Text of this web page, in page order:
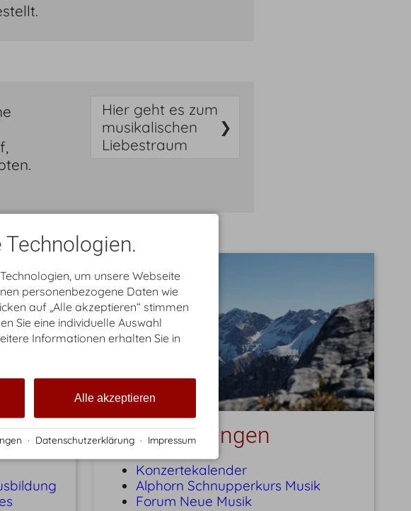
Hier geht es zum
musikalischen
Liebestraum
Veranstaltungen
Konzertekalender
Alphorn Schnupperkurs Musik
Forum Neue Musik
um unsere Webseite
personenbezogene Daten wie
auf „Alle akzeptieren“ stimmen
Sie eine individuelle Auswahl
Informationen erhalten Sie in
Alle akzeptieren
· Datenschutzerklärung · Impressum